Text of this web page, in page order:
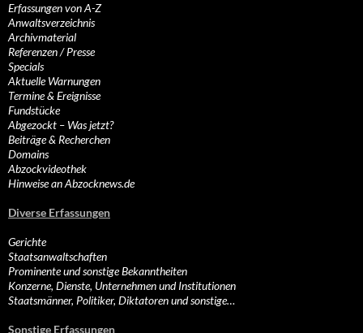
Erfassungen von A-Z
Anwaltsverzeichnis
Archivmaterial
Referenzen / Presse
Specials
Aktuelle Warnungen
Termine & Ereignisse
Fundstücke
Abgezockt – Was jetzt?
Beiträge & Recherchen
Domains
Abzockvideothek
Hinweise an Abzocknews.de
Diverse Erfassungen
Gerichte
Staatsanwaltschaften
Prominente und sonstige Bekanntheiten
Konzerne, Dienste, Unternehmen und Institutionen
Staatsmänner, Politiker, Diktatoren und sonstige…
Sonstige Erfassungen